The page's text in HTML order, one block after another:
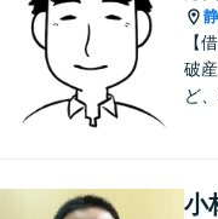
【
破
ど
す。
小